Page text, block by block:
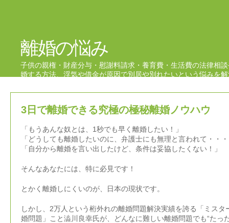
離婚の悩み
子供の親権・財産分与・慰謝料請求・養育費・生活費の法律相
婚する方法、浮気や借金が原因で別居や別れたいという悩みを
3日で離婚できる究極の極秘離婚ノウハウ
「もうあんな奴とは、1秒でも早く離婚したい！」
「どうしても離婚したいのに、弁護士にも無理と言われて・・
「自分から離婚を言い出したけど、条件は妥協したくない！」
そんなあなたには、特に必見です！
とかく離婚しにくいのが、日本の現状です。
しかし、2万人という桁外れの離婚問題解決実績を誇る「ミスタ
婚問題」こと澁川良幸氏が、どんなに難しい離婚問題でも“たっ